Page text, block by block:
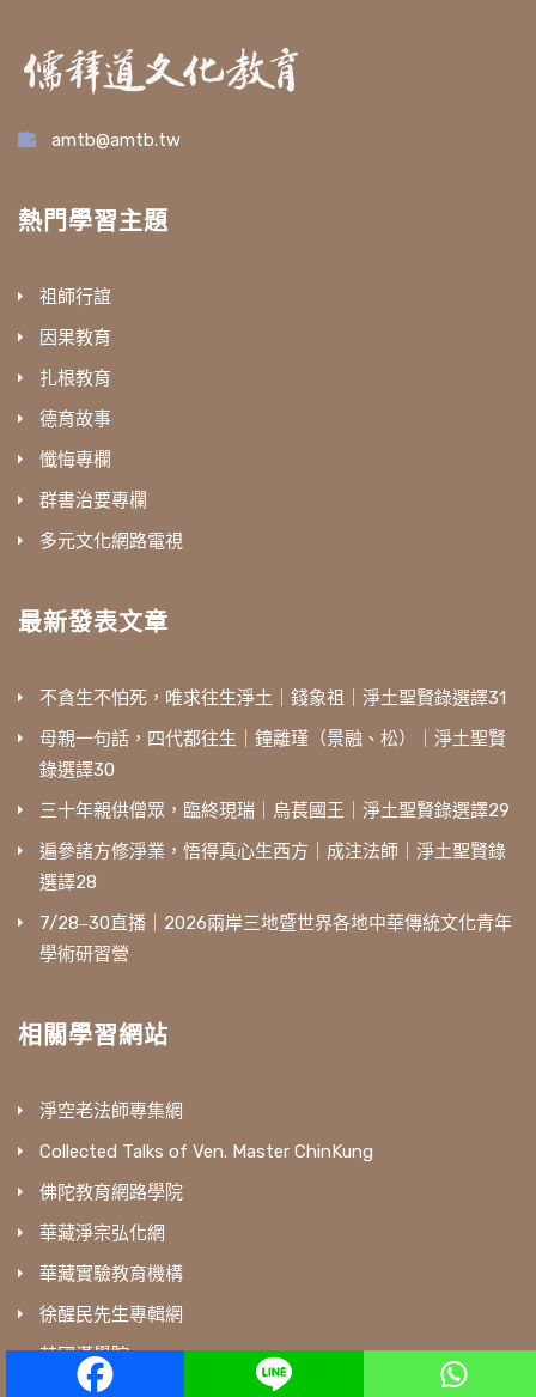
amtb@amtb.tw
熱門學習主題
祖師行誼
因果教育
扎根教育
德育故事
懺悔專欄
群書治要專欄
多元文化網路電視
最新發表文章
不貪生不怕死，唯求往生淨土｜錢象祖｜淨土聖賢錄選譯31
母親一句話，四代都往生｜鐘離瑾（景融、松）｜淨土聖賢
錄選譯30
三十年親供僧眾，臨終現瑞｜烏萇國王｜淨土聖賢錄選譯29
遍參諸方修淨業，悟得真心生西方｜成注法師｜淨土聖賢錄
選譯28
7/28‒30直播｜2026兩岸三地暨世界各地中華傳統文化青年
學術研習營
相關學習網站
淨空老法師專集網
Collected Talks of Ven. Master ChinKung
佛陀教育網路學院
華藏淨宗弘化網
華藏實驗教育機構
徐醒民先生專輯網
英國漢學院